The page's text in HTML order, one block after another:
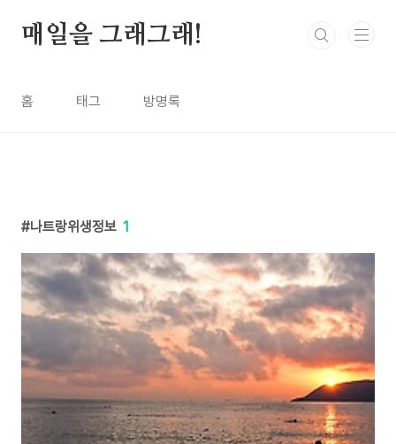
매일을 그래그래!
홈 태그 방명록
나트랑위생정보 1